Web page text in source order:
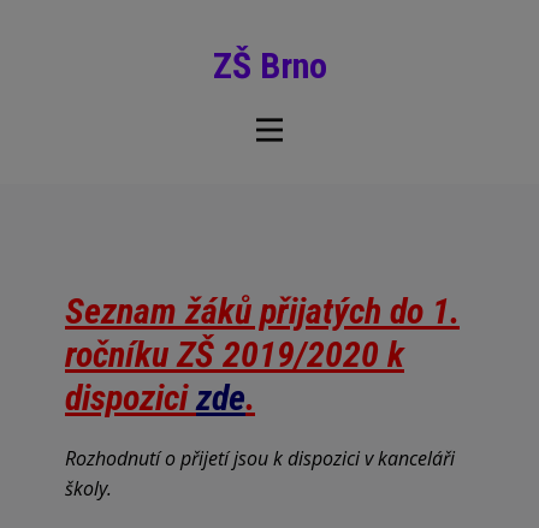
ZŠ Brno
Seznam žáků přijatých do 1.
ročníku ZŠ 2019/2020 k
dispozicizde.
Rozhodnutí o přijetí jsou k dispozici v kanceláři
školy.